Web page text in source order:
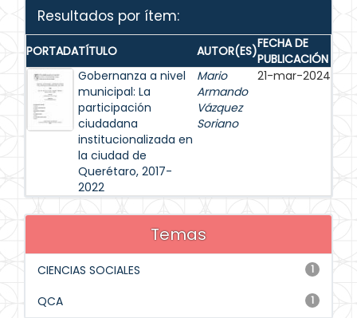
Resultados por ítem:
PORTADATÍTULO AUTOR(ES)FECHA DE
PUBLICACIÓN
Gobernanza a nivel
municipal: La
participación
ciudadana
institucionalizada en
la ciudad de
Querétaro, 2017-
2022
Mario
Armando
Vázquez
Soriano
21-mar-2024
Temas
1
CIENCIAS SOCIALES
1
QCA